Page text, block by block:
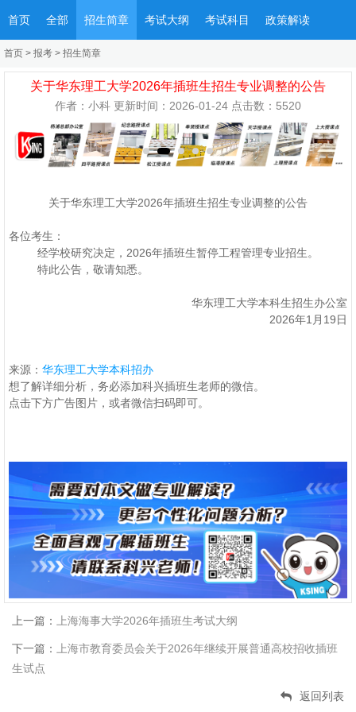
首页 全部 招生简章 考试大纲 考试科目 政策解读
首页 > 报考 > 招生简章
关于华东理工大学2026年插班生招生专业调整的公告
作者：小科 更新时间：2026-01-24 点击数： 5520
关于华东理工大学2026年插班生招生专业调整的公告
各位考生：
经学校研究决定，2026年插班生暂停工程管理专业招生。
特此公告，敬请知悉。
华东理工大学本科生招生办公室
2026年1月19日
来源： 华东理工大学本科招办
想了解详细分析，务必添加科兴插班生老师的微信。
点击下方广告图片，或者微信扫码即可。
上一篇： 上海海事大学2026年插班生考试大纲
下一篇：
上海市教育委员会关于2026年继续开展普通高校招收插班
生试点
返回列表